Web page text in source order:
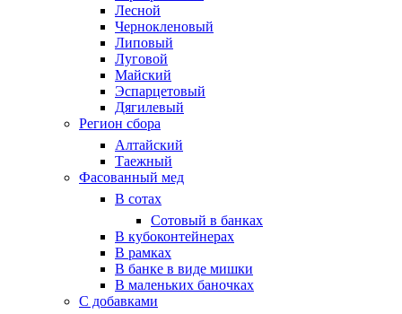
Лесной
Чернокленовый
Липовый
Луговой
Майский
Эспарцетовый
Дягилевый
Регион сбора
Алтайский
Таежный
Фасованный мед
В сотах
Сотовый в банках
В кубоконтейнерах
В рамках
В банке в виде мишки
В маленьких баночках
С добавками